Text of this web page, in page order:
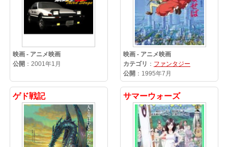
映画 - アニメ映画
公開 ：2001年1月
映画 - アニメ映画
カテゴリ ： ファンタジー
公開 ：1995年7月
ゲド戦記 サマーウォーズ